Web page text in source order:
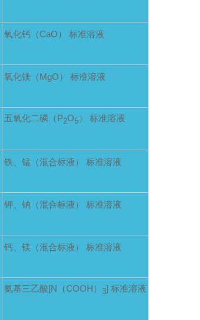
氧化钙（CaO） 标准溶液
氧化镁（MgO） 标准溶液
五氧化二磷（P2O5） 标准溶液
铁、锰（混合标液） 标准溶液
钾、钠（混合标液） 标准溶液
钙、镁（混合标液） 标准溶液
氨基三乙酸[N（COOH） 3] 标准溶液